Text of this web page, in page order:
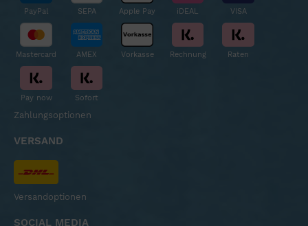
PayPal SEPA Apple Pay iDEAL VISA
Mastercard AMEX Vorkasse Rechnung Raten
Pay now Sofort
Zahlungsoptionen
VERSAND
Versandoptionen
SOCIAL MEDIA